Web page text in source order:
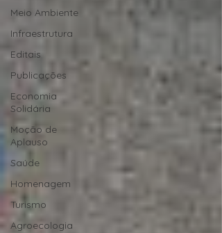
Meio Ambiente
Infraestrutura
Editais
Publicações
Economia
Solidária
Moção de
Aplauso
Saúde
Homenagem
Turismo
Agroecologia